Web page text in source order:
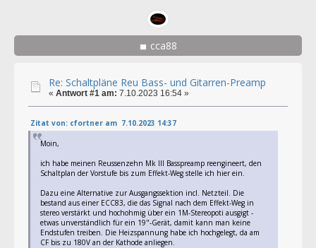
cca88
Re: Schaltpläne Reu Bass- und Gitarren-Preamp
« Antwort #1 am: 7.10.2023 16:54 »
Zitat von: cfortner am 7.10.2023 14:37
Moin,
ich habe meinen Reussenzehn Mk III Basspreamp reengineert, den
Schaltplan der Vorstufe bis zum Effekt-Weg stelle ich hier ein.
Dazu eine Alternative zur Ausgangssektion incl. Netzteil. Die
bestand aus einer ECC83, die das Signal nach dem Effekt-Weg in
stereo verstärkt und hochohmig über ein 1M-Stereopoti ausgigt -
etwas unverständlich für ein 19"-Gerät, damit kann man keine
Endstufen treiben. Die Heizspannung habe ich hochgelegt, da am
CF bis zu 180V an der Kathode anliegen.